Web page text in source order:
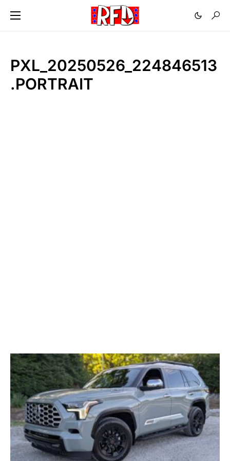
PXL_20250526_224846513
.PORTRAIT